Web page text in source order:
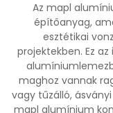
Az mapl
építőanyag,
esztétikai
projektekben. Ez
maghoz vannak
vagy tűzálló,
mapl alumínium